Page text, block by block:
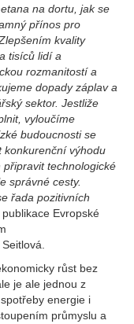
na dortu, jak se
přínos pro
kvality
tisíců lidí a
rozmanitostí a
dopady záplav a
sektor. Jestliže
vyloučíme
budoucnosti se
konkurenční výhodu
technologické
správné cesty.
řada pozitivních
Evropské
růst bez
je ale jednou z
energie i
průmyslu a